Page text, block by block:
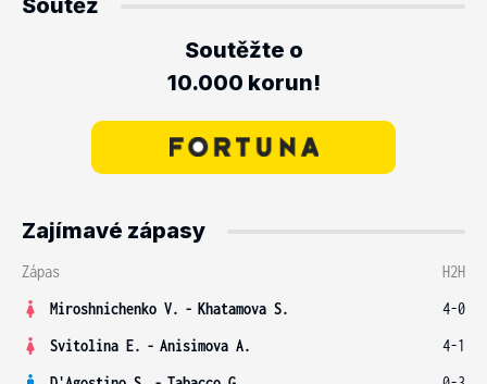
Soutěž
Soutěžte o
10.000 korun!
Zajímavé zápasy
Zápas
H2H
Miroshnichenko V. - Khatamova S.
4-0
Svitolina E. - Anisimova A.
4-1